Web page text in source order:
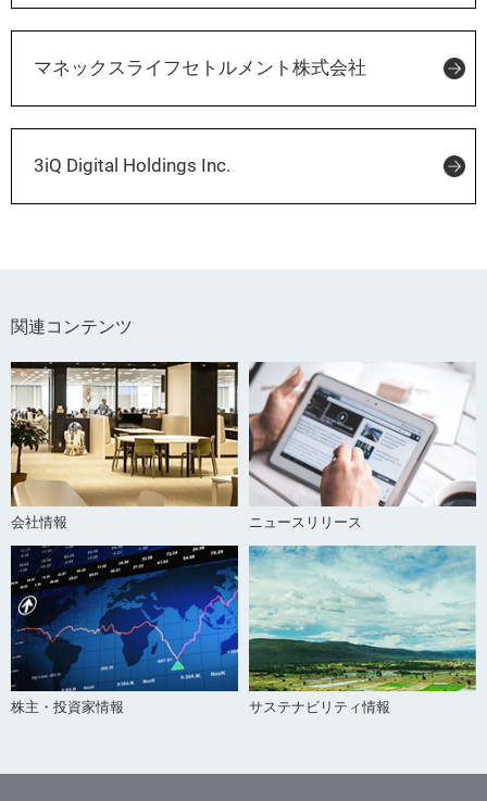
関連コンテンツ
会社情報 ニュースリリース
株主・投資家情報 サステナビリティ情報
マネックスライフセトルメント株式会社
3iQ Digital Holdings Inc.